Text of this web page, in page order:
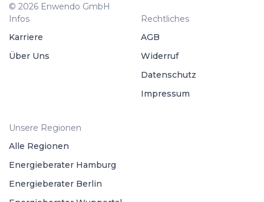
© 2026 Enwendo GmbH
Infos
Karriere
Über Uns
Rechtliches
AGB
Widerruf
Datenschutz
Impressum
Unsere Regionen
Alle Regionen
Energieberater Hamburg
Energieberater Berlin